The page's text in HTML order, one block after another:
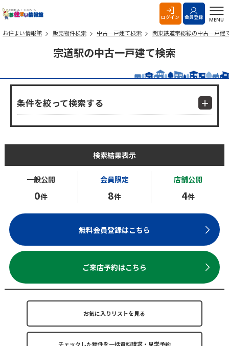
ログイン 会員登録 MENU
お住まい情報館 販売物件検索 中古一戸建て検索 関東鉄道常総線の中古一戸建
宗道駅の中古一戸建て検索
条件を絞って検索する
検索結果表示
一般公開
0件
会員限定
8件
店舗公開
4件
無料会員登録はこちら
ご来店予約はこちら
お気に入りリストを見る